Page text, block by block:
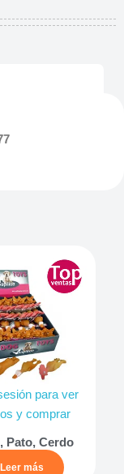
para ver
y comprar
Pato, Cerdo
Leer más